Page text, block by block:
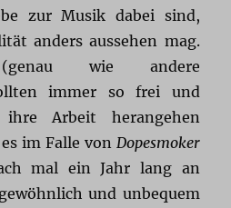
zur Musik dabei sind,
anders aussehen mag.
(genau wie andere
immer so frei und
Arbeit herangehen
es im Falle von Dopesmoker
mal ein Jahr lang an
und unbequem